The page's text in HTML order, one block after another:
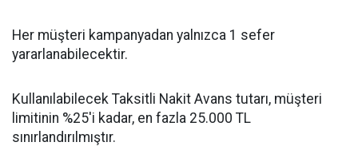
Her müşteri kampanyadan yalnızca 1 sefer
yararlanabilecektir.
Kullanılabilecek Taksitli Nakit Avans tutarı, müşteri
limitinin %25'i kadar, en fazla 25.000 TL
sınırlandırılmıştır.